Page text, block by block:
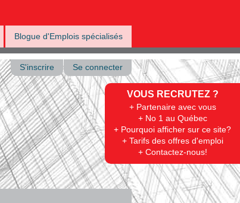
Blogue d'Emplois spécialisés
VOUS RECRUTEZ ?
+ Partenaire avec vous
+ No 1 au Québec
+ Pourquoi afficher sur ce site?
+ Tarifs des offres d'emploi
+ Contactez-nous!
S'inscrire Se connecter